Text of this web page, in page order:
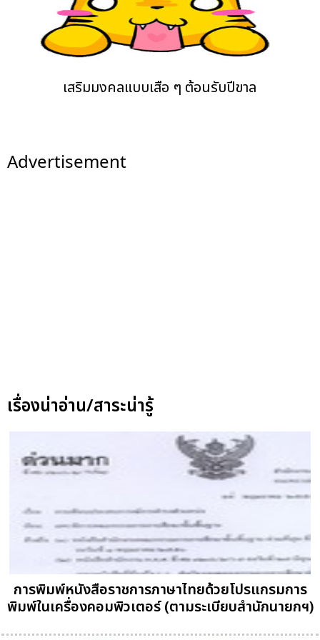
เสริมมงคลแบบเสือ ๆ ต้อนรับปีขาล
Advertisement
เรื่องน่าอ่าน/สาระน่ารู้
การพิมพ์หนังสือราชการภาษาไทยด้วยโปรแกรมการ
พิมพ์ในเครื่องคอมพิวเตอร์ (ตามระเบียบสำนักนายกฯ)